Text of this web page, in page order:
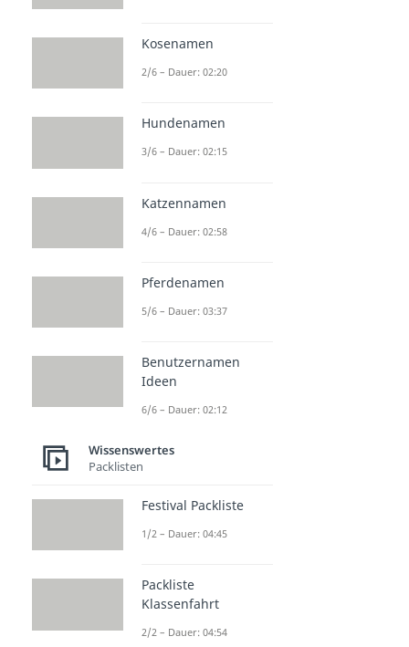
Kosenamen
2/6 – Dauer: 02:20
Hundenamen
3/6 – Dauer: 02:15
Katzennamen
4/6 – Dauer: 02:58
Pferdenamen
5/6 – Dauer: 03:37
Benutzernamen
Ideen
6/6 – Dauer: 02:12
Wissenswertes
Packlisten
Festival Packliste
1/2 – Dauer: 04:45
Packliste
Klassenfahrt
2/2 – Dauer: 04:54